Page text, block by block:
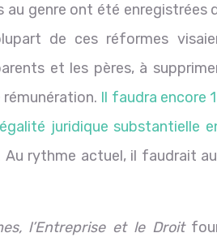
genre ont été enregistrées
de ces réformes
et les pères, à
Il faudra encore
juridique substantielle
rythme actuel, il faudrait
l’Entreprise et le Droit